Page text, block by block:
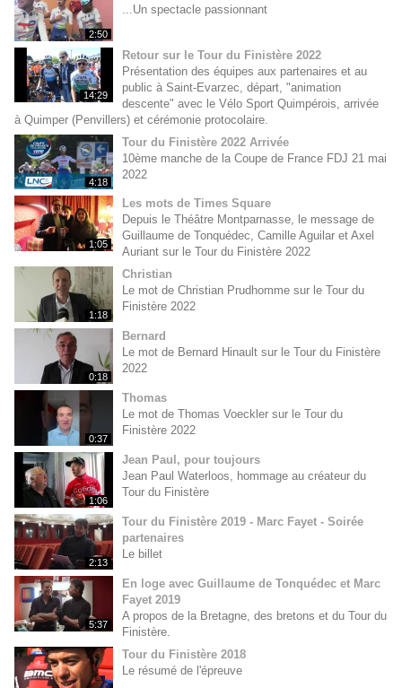
2:50
...Un spectacle passionnant
14:29
Retour sur le Tour du Finistère 2022
Présentation des équipes aux partenaires et au
public à Saint-Evarzec, départ, "animation
descente" avec le Vélo Sport Quimpérois, arrivée
à Quimper (Penvillers) et cérémonie protocolaire.
4:18
Tour du Finistère 2022 Arrivée
10ème manche de la Coupe de France FDJ 21 mai
2022
1:05
Les mots de Times Square
Depuis le Théâtre Montparnasse, le message de
Guillaume de Tonquédec, Camille Aguilar et Axel
Auriant sur le Tour du Finistère 2022
1:18
Christian
Le mot de Christian Prudhomme sur le Tour du
Finistère 2022
0:18
Bernard
Le mot de Bernard Hinault sur le Tour du Finistère
2022
0:37
Thomas
Le mot de Thomas Voeckler sur le Tour du
Finistère 2022
1:06
Jean Paul, pour toujours
Jean Paul Waterloos, hommage au créateur du
Tour du Finistère
2:13
Tour du Finistère 2019 - Marc Fayet - Soirée
partenaires
Le billet
5:37
En loge avec Guillaume de Tonquédec et Marc
Fayet 2019
A propos de la Bretagne, des bretons et du Tour du
Finistère.
Tour du Finistère 2018
Le résumé de l'épreuve